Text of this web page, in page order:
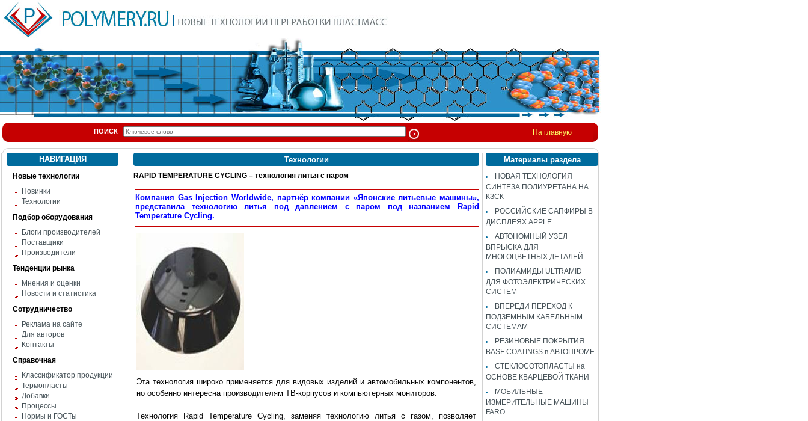
ПОИСК На главную
НАВИГАЦИЯ
Новые технологии
Новинки
Технологии
Подбор оборудования
Блоги производителей
Поставщики
Производители
Тенденции рынка
Мнения и оценки
Новости и статистика
Сотрудничество
Реклама на сайте
Для авторов
Контакты
Справочная
Классификатор продукции
Термопласты
Добавки
Процессы
Нормы и ГОСТы
Технологии
RAPID TEMPERATURE CYCLING – технология литья с паром
Компания Gas Injection Worldwide, партнёр компании «Японские литьевые машины»,
представила технологию литья под давлением с паром под названием Rapid
Temperature Cycling.
Эта технология широко применяется для видовых изделий и автомобильных компонентов,
но особенно интересна производителям ТВ-корпусов и компьютерных мониторов.
Технология Rapid Temperature Cycling, заменяя технологию литья с газом, позволяет
Материалы раздела
НОВАЯ ТЕХНОЛОГИЯ
СИНТЕЗА ПОЛИУРЕТАНА НА
КЗСК
РОССИЙСКИЕ САПФИРЫ В
ДИСПЛЕЯХ APPLE
АВТОНОМНЫЙ УЗЕЛ
ВПРЫСКА ДЛЯ
МНОГОЦВЕТНЫХ ДЕТАЛЕЙ
ПОЛИАМИДЫ ULTRAMID
ДЛЯ ФОТОЭЛЕКТРИЧЕСКИХ
СИСТЕМ
ВПЕРЕДИ ПЕРЕХОД К
ПОДЗЕМНЫМ КАБЕЛЬНЫМ
СИСТЕМАМ
РЕЗИНОВЫЕ ПОКРЫТИЯ
BASF COATINGS в АВТОПРОМЕ
СТЕКЛОСОТОПЛАСТЫ на
ОСНОВЕ КВАРЦЕВОЙ ТКАНИ
МОБИЛЬНЫЕ
ИЗМЕРИТЕЛЬНЫЕ МАШИНЫ
FARO